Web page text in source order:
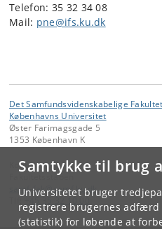
Samtykke til brug
Universitetet bruger
registrere brugernes adfærd
(statistik) for løbende at
Telefon: 35 32 34 08
Mail: pne@ifs.ku.dk
Det Samfundsvidenskabelige Fakultet
Københavns Universitet
Øster Farimagsgade 5
1353 København K
Kontakt:
Fakultetsstaben
samf-fak @samf.ku.dk